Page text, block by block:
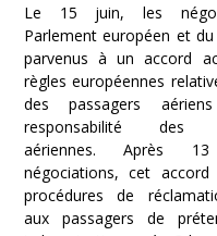
Le 15 juin, les
Parlement européen et
parvenus à un accord
règles européennes
des passagers
responsabilité des
aériennes. Après
négociations, cet
procédures de
aux passagers de